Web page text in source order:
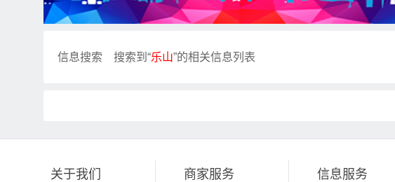
信息搜索 搜索到“乐山”的相关信息列表
关于我们 商家服务 信息服务